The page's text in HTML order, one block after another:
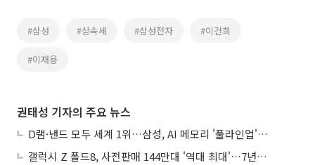
#삼성 #상속세 #삼성전자 #이건희
#이재용
권태성 기자의 주요 뉴스
D램·낸드 모두 세계 1위…삼성, AI 메모리 '풀라인업'으로 승부
갤럭시 Z 폴드8, 사전판매 144만대 '역대 최대'…7년만에 갤노트10 기록 넘어